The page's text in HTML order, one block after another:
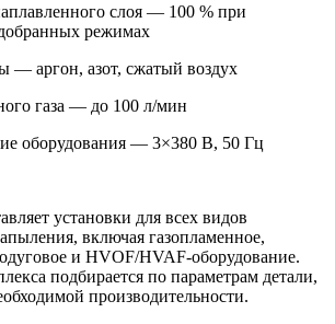
слоя — 100 % при
режимах
— аргон, азот, сжатый воздух
газа — до 100 л/мин
оборудования — 3×380 В, 50 Гц
установки для всех видов
включая газопламенное,
и HVOF/HVAF-оборудование.
подбирается по параметрам детали,
производительности.